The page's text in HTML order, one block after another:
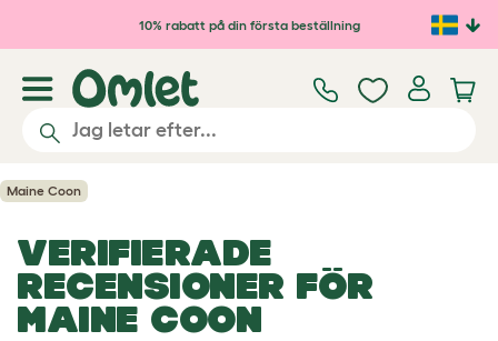
Hoppa till huvudinnehåll
10% rabatt på din första beställning
Maine Coon
VERIFIERADE
RECENSIONER FÖR
MAINE COON